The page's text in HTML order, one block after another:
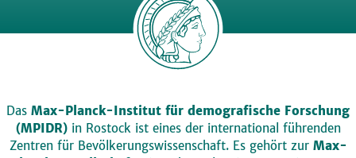
Das Max-Planck-Institut für demografische Forschung
(MPIDR)in Rostock ist eines der international führenden
Zentren für Bevölkerungswissenschaft. Es gehört zur Max-